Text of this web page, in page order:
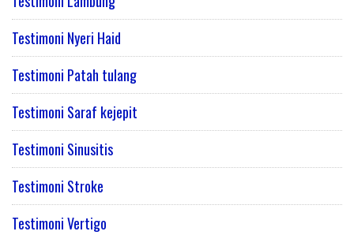
Testimoni Nyeri Haid
Testimoni Patah tulang
Testimoni Saraf kejepit
Testimoni Sinusitis
Testimoni Stroke
Testimoni Vertigo